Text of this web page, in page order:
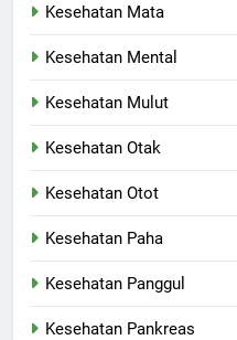
Kesehatan Mata
Kesehatan Mental
Kesehatan Mulut
Kesehatan Otak
Kesehatan Otot
Kesehatan Paha
Kesehatan Panggul
Kesehatan Pankreas